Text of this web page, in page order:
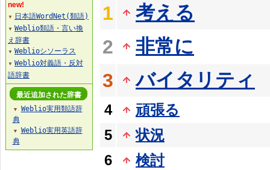
1
考える
2
非常に
3
バイタリティ
4
頑張る
5
状況
6
検討
new!
▼ 日本語WordNet(類語)
▼ Weblio類語・言い換
え辞書
▼ Weblioシソーラス
▼ Weblio対義語・反対
語辞書
最近追加された辞書
▼
Weblio実用類語辞
典
▼
Weblio実用英語辞
典